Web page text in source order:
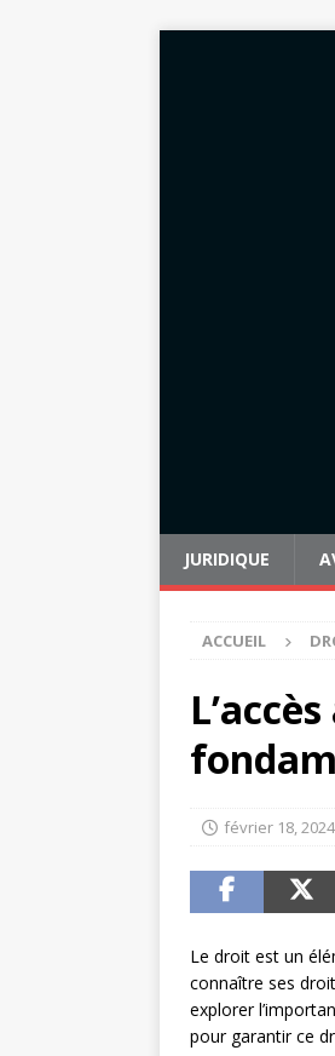
JURIDIQUE
ACCUEIL
février 18, 2024
Le droit est un
connaître ses
explorer
pour garantir ce